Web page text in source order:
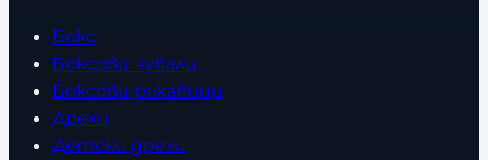
Бокс
Боксови чували
Боксови ръкавици
Дрехи
Детски дрехи